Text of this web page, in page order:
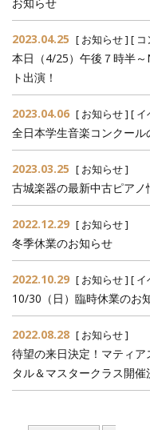
2023.04.25 [ お知らせ] [
本日（4/25）午後７時半
ト出演！
2023.04.06 [ お知らせ] [ イ
全日本学生音楽コンクー
2023.03.25 [ お知らせ]
古城楽器の最新中古ピアノ
2022.12.29 [ お知らせ]
冬季休業のお知らせ
2022.10.29 [ お知らせ] [ イ
10/30（日）臨時休業のお
2022.08.28 [ お知らせ]
待望の来日決定！マティ
タル＆マスタークラス開催